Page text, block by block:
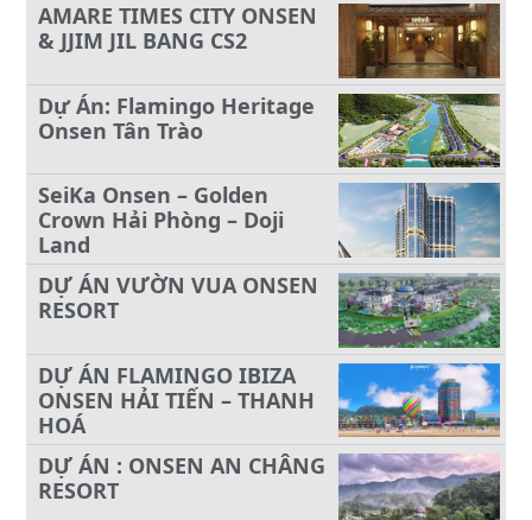
AMARE TIMES CITY ONSEN
& JJIM JIL BANG CS2
Dự Án: Flamingo Heritage
Onsen Tân Trào
SeiKa Onsen – Golden
Crown Hải Phòng – Doji
Land
DỰ ÁN VƯỜN VUA ONSEN
RESORT
DỰ ÁN FLAMINGO IBIZA
ONSEN HẢI TIẾN – THANH
HOÁ
DỰ ÁN : ONSEN AN CHÂNG
RESORT